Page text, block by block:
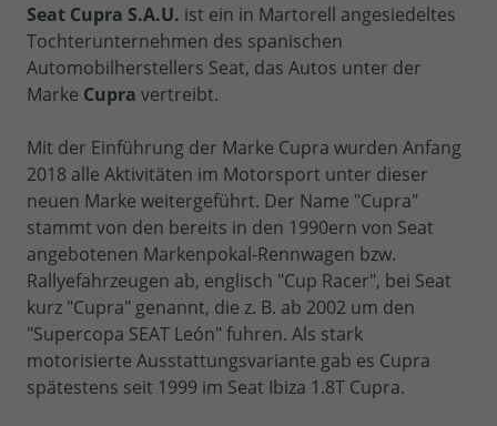
Seat Cupra S.A.U. ist ein in Martorell angesiedeltes
Tochterunternehmen des spanischen
Automobilherstellers Seat, das Autos unter der
Marke Cupra vertreibt.
Mit der Einführung der Marke Cupra wurden Anfang
2018 alle Aktivitäten im Motorsport unter dieser
neuen Marke weitergeführt. Der Name "Cupra"
stammt von den bereits in den 1990ern von Seat
angebotenen Markenpokal-Rennwagen bzw.
Rallyefahrzeugen ab, englisch "Cup Racer", bei Seat
kurz "Cupra" genannt, die z. B. ab 2002 um den
"Supercopa SEAT León" fuhren. Als stark
motorisierte Ausstattungsvariante gab es Cupra
spätestens seit 1999 im Seat Ibiza 1.8T Cupra.